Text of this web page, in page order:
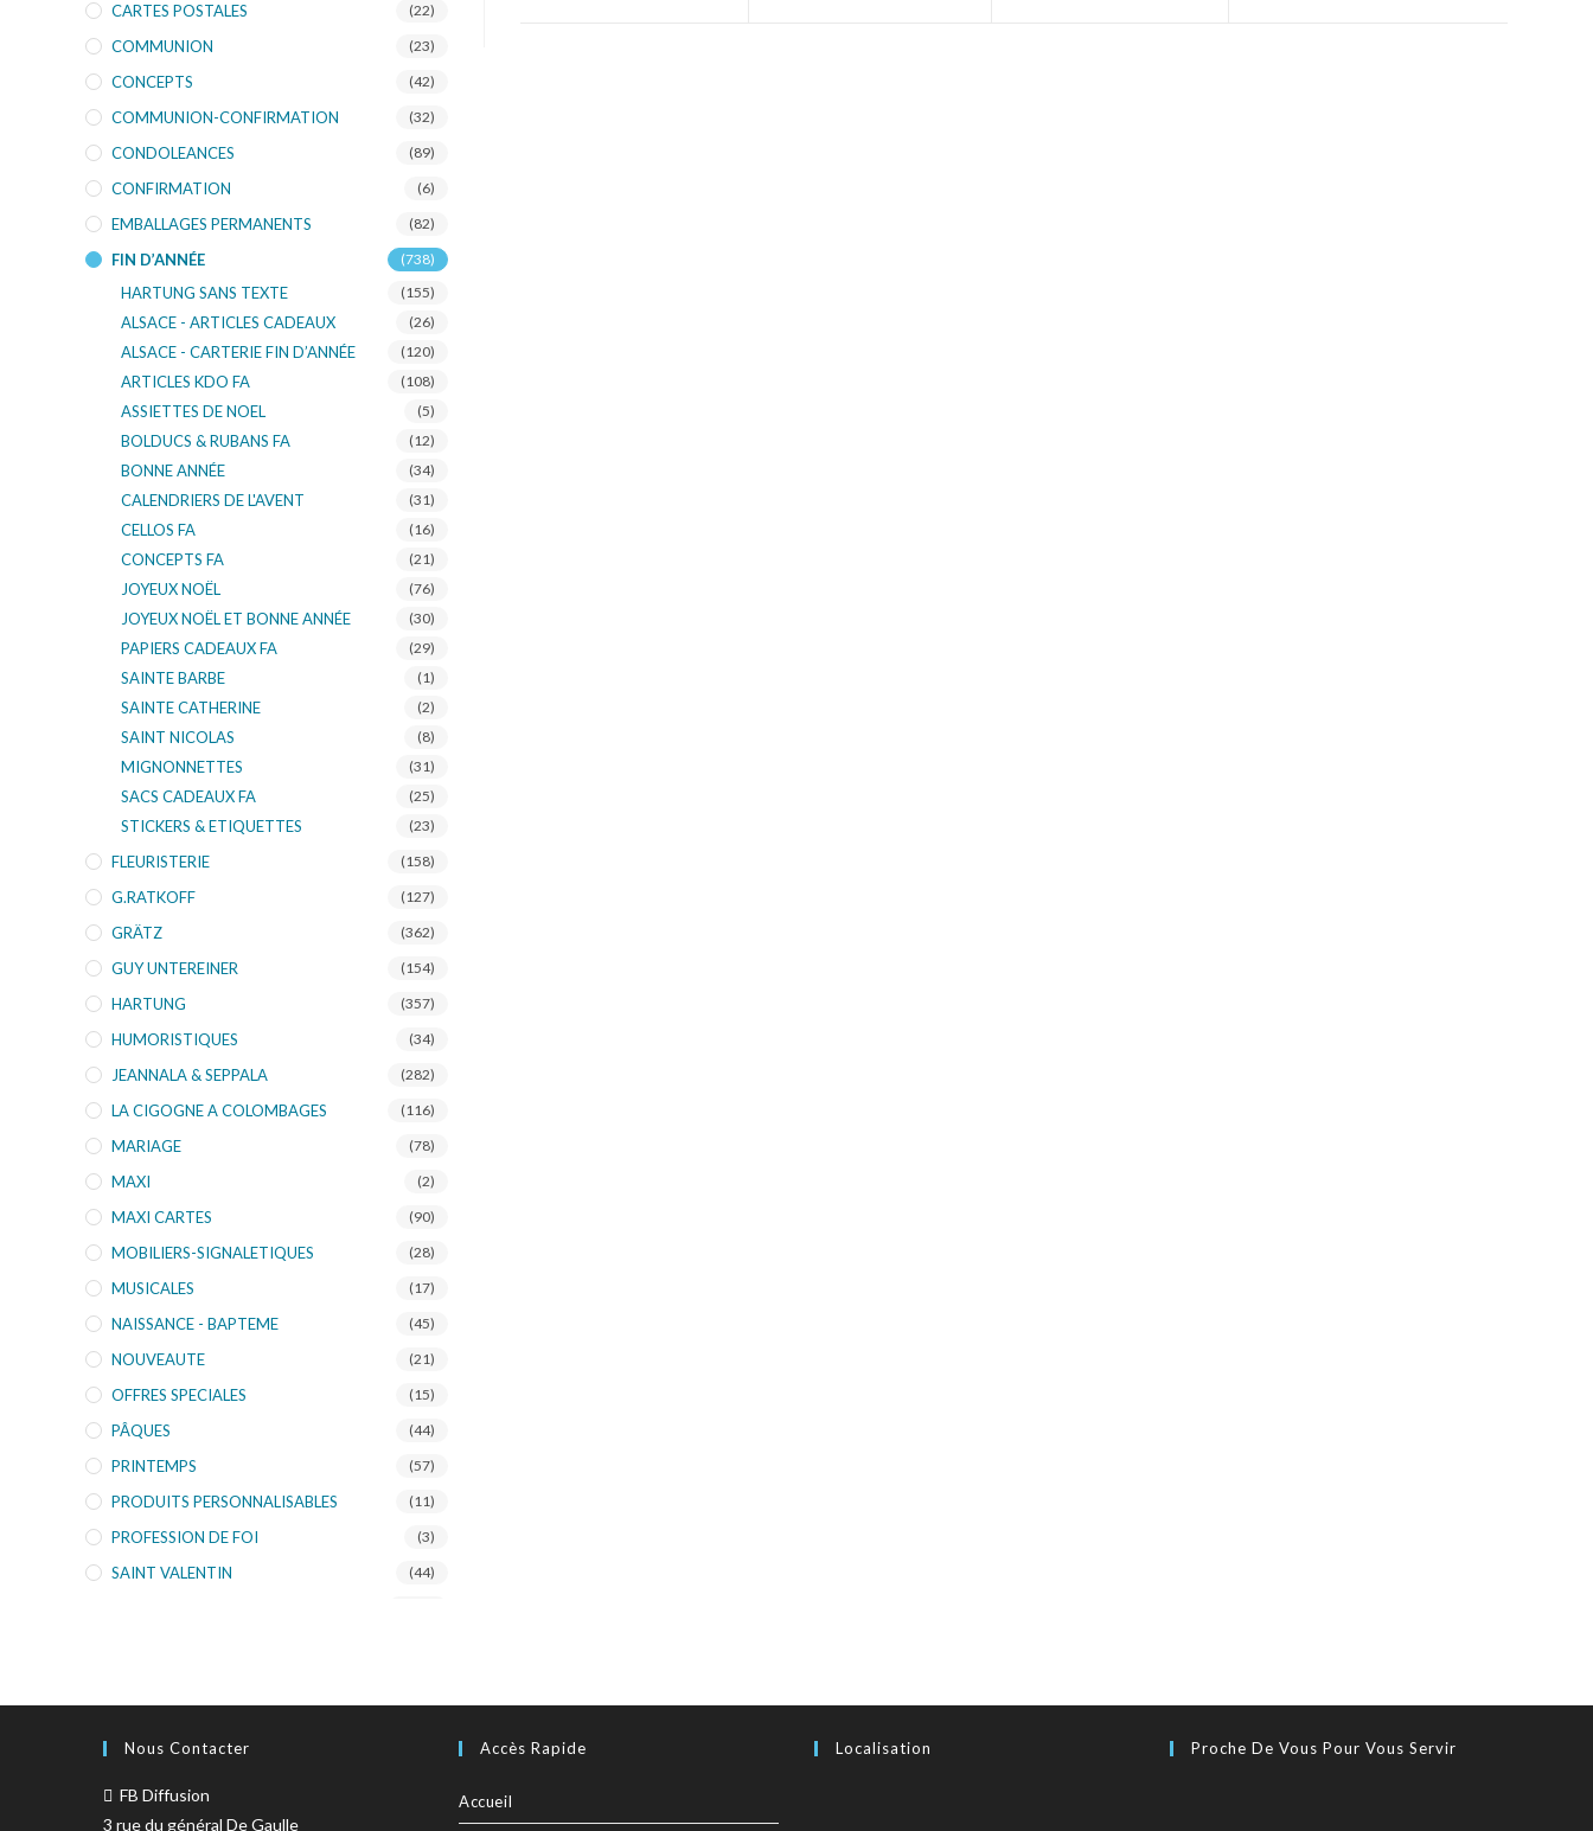
CARTES POSTALES (22)
COMMUNION (23)
CONCEPTS (42)
COMMUNION-CONFIRMATION (32)
CONDOLEANCES (89)
CONFIRMATION (6)
EMBALLAGES PERMANENTS (82)
FIN D’ANNÉE (738)
HARTUNG SANS TEXTE (155)
ALSACE - ARTICLES CADEAUX (26)
ALSACE - CARTERIE FIN D’ANNÉE (120)
ARTICLES KDO FA (108)
ASSIETTES DE NOEL (5)
BOLDUCS & RUBANS FA (12)
BONNE ANNÉE (34)
CALENDRIERS DE L'AVENT (31)
CELLOS FA (16)
CONCEPTS FA (21)
JOYEUX NOËL (76)
JOYEUX NOËL ET BONNE ANNÉE (30)
PAPIERS CADEAUX FA (29)
SAINTE BARBE (1)
SAINTE CATHERINE (2)
SAINT NICOLAS (8)
MIGNONNETTES (31)
SACS CADEAUX FA (25)
STICKERS & ETIQUETTES (23)
FLEURISTERIE (158)
G.RATKOFF (127)
GRÄTZ (362)
GUY UNTEREINER (154)
HARTUNG (357)
HUMORISTIQUES (34)
JEANNALA & SEPPALA (282)
LA CIGOGNE A COLOMBAGES (116)
MARIAGE (78)
MAXI (2)
MAXI CARTES (90)
MOBILIERS-SIGNALETIQUES (28)
MUSICALES (17)
NAISSANCE - BAPTEME (45)
NOUVEAUTE (21)
OFFRES SPECIALES (15)
PÂQUES (44)
PRINTEMPS (57)
PRODUITS PERSONNALISABLES (11)
PROFESSION DE FOI (3)
SAINT VALENTIN (44)
Nous Contacter
FB Diffusion
3 rue du général De Gaulle
Accès Rapide
Accueil
Localisation Proche De Vous Pour Vous Servir